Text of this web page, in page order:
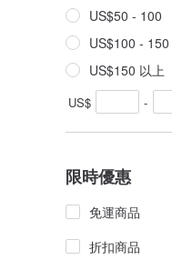
US$50 - 100
US$100 - 150
US$150 以上
US$ -
限時優惠
免運商品
折扣商品